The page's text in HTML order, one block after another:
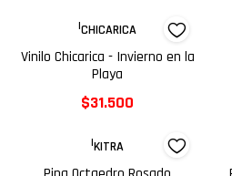
|CHICARICA
Vinilo Chicarica - Invierno en la
Playa
$31.500
|KITRA